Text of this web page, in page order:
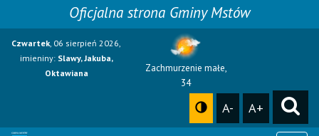
Oficjalna strona Gminy Mstów
Czwartek, 06 sierpień 2026,
imieniny: Slawy, Jakuba,
Oktawiana
Zachmurzenie małe,
34
A- A+